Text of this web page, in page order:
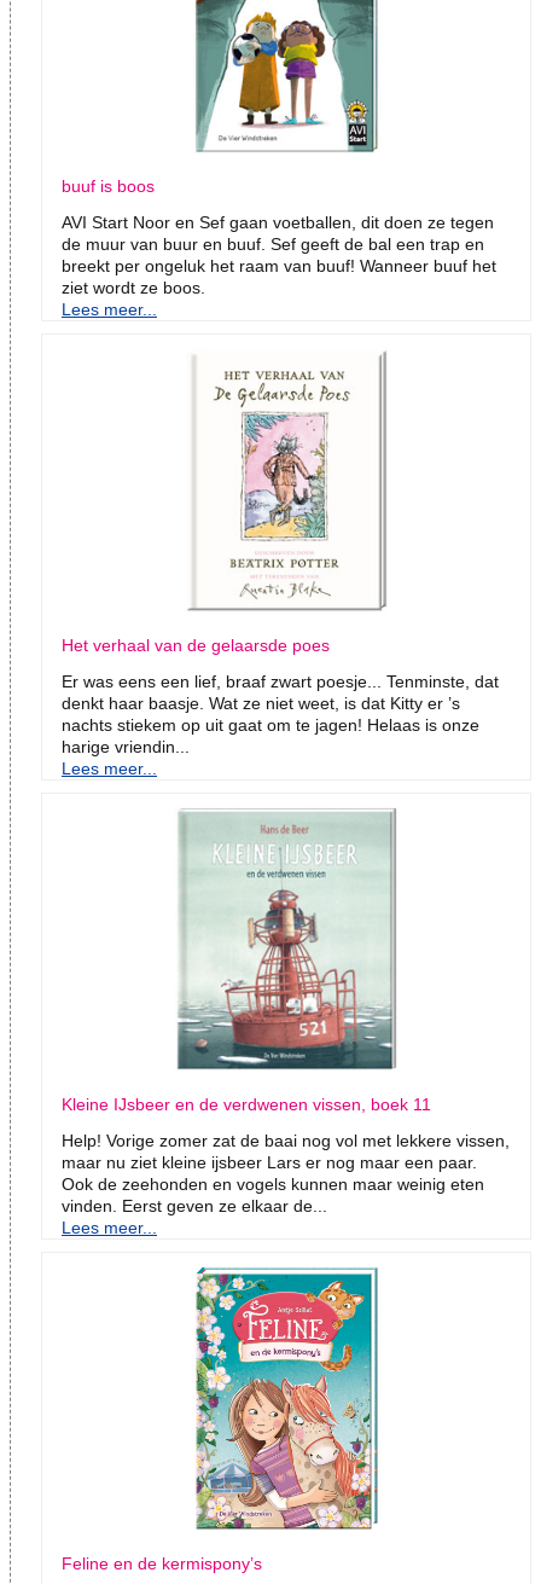
buuf is boos
AVI Start Noor en Sef gaan voetballen, dit doen ze tegen
de muur van buur en buuf. Sef geeft de bal een trap en
breekt per ongeluk het raam van buuf! Wanneer buuf het
ziet wordt ze boos.
Lees meer...
Het verhaal van de gelaarsde poes
Er was eens een lief, braaf zwart poesje... Tenminste, dat
denkt haar baasje. Wat ze niet weet, is dat Kitty er ’s
nachts stiekem op uit gaat om te jagen! Helaas is onze
harige vriendin...
Lees meer...
Kleine IJsbeer en de verdwenen vissen, boek 11
Help! Vorige zomer zat de baai nog vol met lekkere vissen,
maar nu ziet kleine ijsbeer Lars er nog maar een paar.
Ook de zeehonden en vogels kunnen maar weinig eten
vinden. Eerst geven ze elkaar de...
Lees meer...
Feline en de kermispony’s